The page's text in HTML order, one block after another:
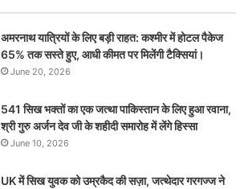
अमरनाथ यात्रियों के लिए बड़ी राहत: कश्मीर में होटल पैकेज
65% तक सस्ते हुए, आधी कीमत पर मिलेंगी टैक्सियां।
June 20, 2026
541 सिख भक्तों का एक जत्था पाकिस्तान के लिए हुआ रवाना,
श्री गुरु अर्जन देव जी के शहीदी समारोह में लेंगे हिस्सा
June 10, 2026
UK में सिख युवक को उम्रकैद की सज़ा, जत्थेदार गरगज्ज ने